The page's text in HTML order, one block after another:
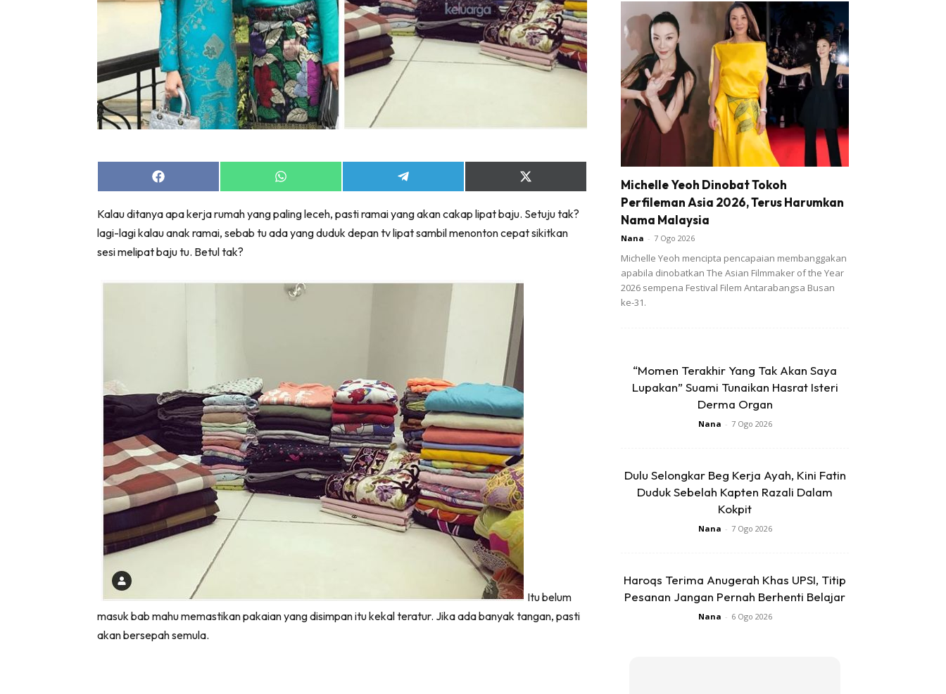
Share
on
Share
on
Share
on
Share
on
(Twitter)
Kalau ditanya apa kerja rumah yang paling leceh, pasti ramai yang akan cakap lipat baju. Setuju tak?
lagi-lagi kalau anak ramai, sebab tu ada yang duduk depan tv lipat sambil menonton cepat sikitkan
sesi melipat baju tu. Betul tak?
Itu belum
masuk bab mahu memastikan pakaian yang disimpan itu kekal teratur. Jika ada banyak tangan, pasti
akan bersepah semula.
Michelle Yeoh Dinobat Tokoh
Perfileman Asia 2026, Terus Harumkan
Nama Malaysia
Nana - 7 Ogo 2026
Michelle Yeoh mencipta pencapaian membanggakan
apabila dinobatkan The Asian Filmmaker of the Year
2026 sempena Festival Filem Antarabangsa Busan
ke-31.
“Momen Terakhir Yang Tak Akan Saya
Lupakan” Suami Tunaikan Hasrat Isteri
Derma Organ
Nana - 7 Ogo 2026
Dulu Selongkar Beg Kerja Ayah, Kini Fatin
Duduk Sebelah Kapten Razali Dalam
Kokpit
Nana - 7 Ogo 2026
Haroqs Terima Anugerah Khas UPSI, Titip
Pesanan Jangan Pernah Berhenti Belajar
Nana - 6 Ogo 2026